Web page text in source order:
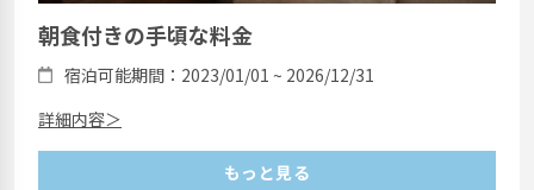
朝食付きの手頃な料金
宿泊可能期間：2023/01/01 ~ 2026/12/31
詳細内容＞
もっと見る